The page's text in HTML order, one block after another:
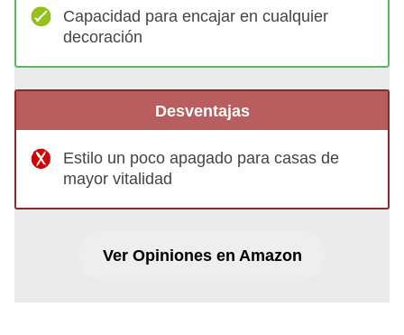
Capacidad para encajar en cualquier
decoración
Desventajas
Estilo un poco apagado para casas de
mayor vitalidad
Ver Opiniones en Amazon